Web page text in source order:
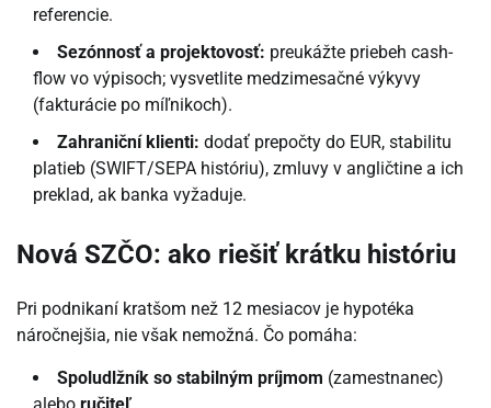
referencie.
Sezónnosť a projektovosť: preukážte priebeh cash-
flow vo výpisoch; vysvetlite medzimesačné výkyvy
(fakturácie po míľnikoch).
Zahraniční klienti: dodať prepočty do EUR, stabilitu
platieb (SWIFT/SEPA históriu), zmluvy v angličtine a ich
preklad, ak banka vyžaduje.
Nová SZČO: ako riešiť krátku históriu
Pri podnikaní kratšom než 12 mesiacov je hypotéka
náročnejšia, nie však nemožná. Čo pomáha:
Spoludlžník so stabilným príjmom (zamestnanec)